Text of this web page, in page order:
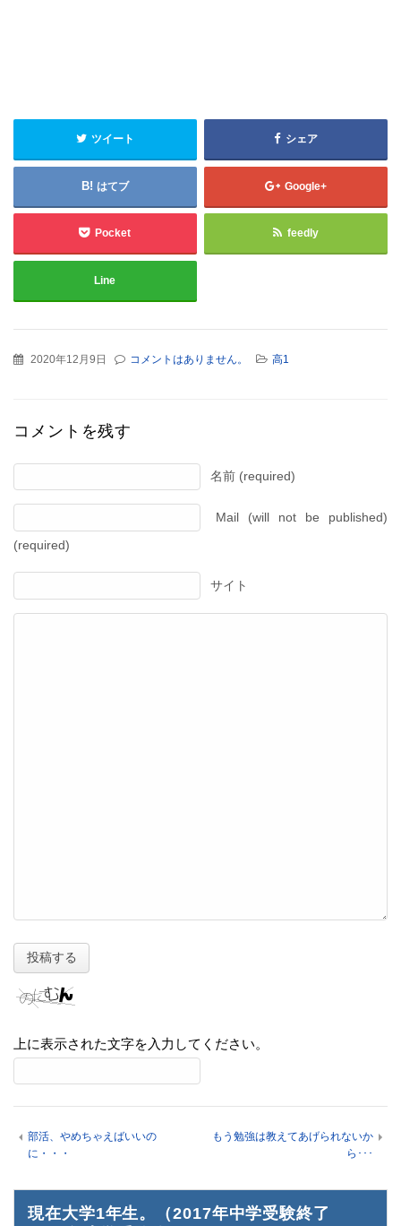
ツイート シェア
はてブ Google+
Pocket feedly
Line
2020年12月9日 コメントはありません。 高1
コメントを残す
名前 (required)
Mail (will not be published)
(required)
サイト
上に表示された文字を入力してください。
部活、やめちゃえばいいの
に・・・
もう勉強は教えてあげられないか
ら･･･
現在大学1年生。（2017年中学受験終了